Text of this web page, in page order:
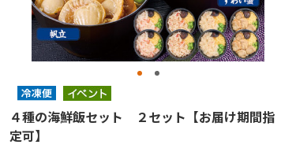
４種の海鮮飯セット ２セット【お届け期間指
定可】